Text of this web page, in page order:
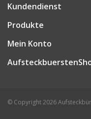
Kundendienst
Produkte
Mein Konto
© Copyright 2026